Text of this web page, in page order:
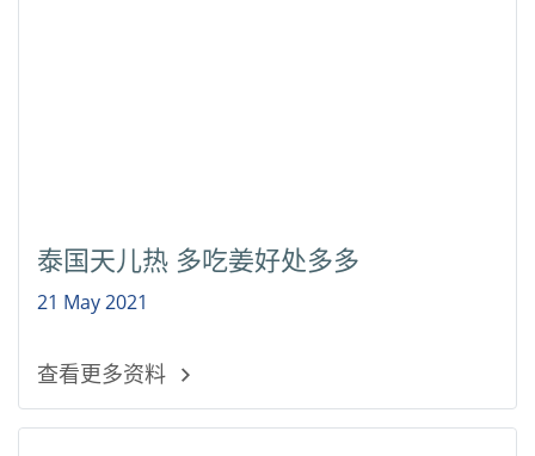
泰国天儿热 多吃姜好处多多
21 May 2021
查看更多资料